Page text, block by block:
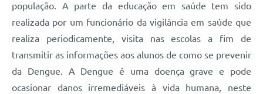
população. A parte da educação em saúde tem sido
realizada por um funcionário da vigilância em saúde que
realiza periodicamente, visita nas escolas a fim de
transmitir as informações aos alunos de como se prevenir
da Dengue. A Dengue é uma doença grave e pode
ocasionar danos irremediáveis à vida humana, neste